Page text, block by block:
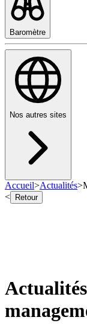
Baromètre
Nos autres sites
Accueil>Actualités>
<
Retour